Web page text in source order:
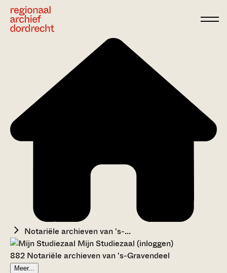
Notariële archieven van 's-...
Mijn Studiezaal (inloggen)
882 Notariële archieven van 's-Gravendeel
Meer...